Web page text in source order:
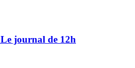
journal de 12h